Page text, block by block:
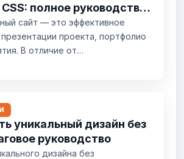
полное руководство
сайт — это эффективное
проекта, портфолио
В отличие от
ресурсов, он концентрирует
разработчик —
базовые принципы
одностраничный сайт и
Одностраничник (лендинг) —
уникальный дизайн без
руководство
дизайна без